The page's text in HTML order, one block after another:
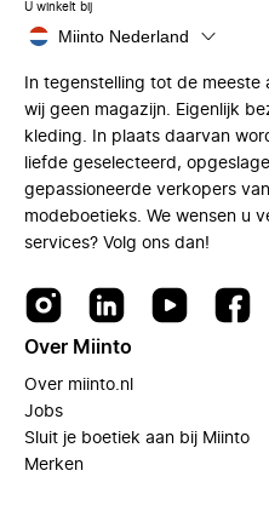
U winkelt bij
Miinto Nederland
In tegenstelling tot de
wij geen magazijn. Eigenlijk
kleding. In plaats daarvan
liefde geselecteerd,
gepassioneerde verkopers
modeboetieks. We wensen u
services? Volg ons dan!
Over Miinto
Over miinto.nl
Jobs
Sluit je boetiek aan bij Miinto
Merken